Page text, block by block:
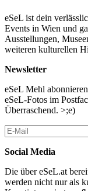
Ikonografie der
Bezugnahme auf
Bauhaus – zieht sich
menschlichen Körper
„Elbows and Knees“
Stahlrohrmöbel von
Sitzfläche, zwei aus
verleihen dem
textilen Installationen
1927 für den
Vorhängen, sie
Augen und Münder.
eSeL ist dein
Events in Wien und
Ausstellungen,
weiteren kulturellen
Newsletter
eSeL Mehl
eSeL-Fotos im
Überraschend. >;e)
Social Media
Die über eSeL.at
werden nicht nur als